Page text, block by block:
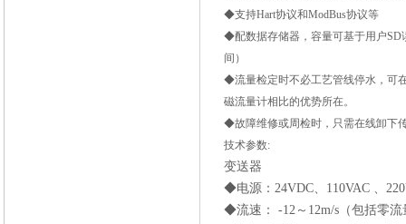
◆支持Hart协议和ModBus协议等
◆配数据存储器，容量可基于用户SD
间）
◆流量检定时不必工艺管线停水，可
磁流量计相比的优势所在。
◆故障维修或周检时，只需在线卸下
技术参数:
变送器
◆电源： 24VDC、 110VAC 、
◆流速：
-12 ～ 12m/s （包括零